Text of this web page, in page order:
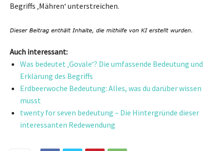
Begriffs ‚Mähren‘ unterstreichen.
Auch interessant:
Was bedeutet ‚Govale‘? Die umfassende Bedeutung und
Erklärung des Begriffs
Erdbeerwoche Bedeutung: Alles, was du darüber wissen
musst
twenty for seven bedeutung – Die Hintergründe dieser
interessanten Redewendung